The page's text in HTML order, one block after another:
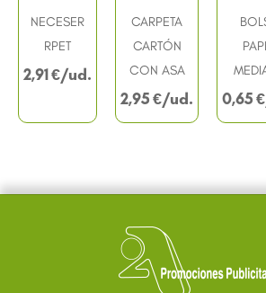
NECESER
RPET
2,91€
CARPETA
CARTÓN
CON ASA
2,95€ 0,65€